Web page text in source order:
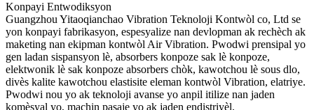
Konpayi Entwodiksyon
Guangzhou Yitaoqianchao Vibration Teknoloji Kontwòl co, Ltd se
yon konpayi fabrikasyon, espesyalize nan devlopman ak rechèch ak
maketing nan ekipman kontwòl Air Vibration. Pwodwi prensipal yo
gen ladan sispansyon lè, absorbers konpoze sak lè konpoze,
elektwonik lè sak konpoze absorbers chòk, kawotchou lè sous dlo,
divès kalite kawotchou elastisite eleman kontwòl Vibration, elatriye.
Pwodwi nou yo ak teknoloji avanse yo anpil itilize nan jaden
komèsyal yo, machin pasaje yo ak jaden endistriyèl.